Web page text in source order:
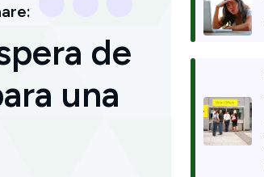
de
una